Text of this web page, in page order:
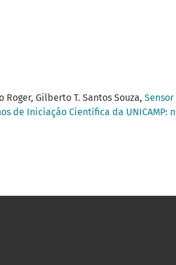
Gilberto T. Santos Souza,
de Iniciação Científica da UNICAMP: